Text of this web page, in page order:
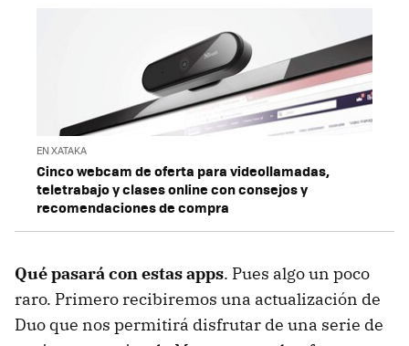
EN XATAKA
Cinco webcam de oferta para videollamadas,
teletrabajo y clases online con consejos y
recomendaciones de compra
Qué pasará con estas apps. Pues algo un poco
raro. Primero recibiremos una actualización de
Duo que nos permitirá disfrutar de una serie de